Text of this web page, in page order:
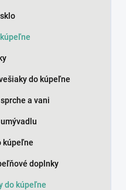
do kúpeľne
a vani
kúpeľne
doplnky
do kúpeľne